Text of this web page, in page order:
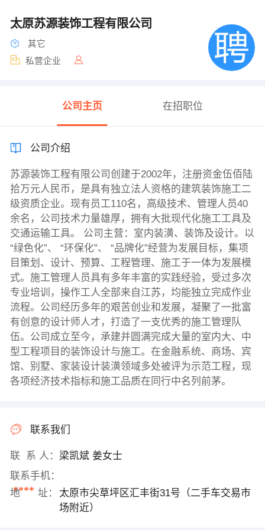
太原苏源装饰工程有限公司
其它
私营企业
公司主页 在招职位
公司介绍
苏源装饰工程有限公司创建于2002年，注册资金伍佰陆
拾万元人民币，是具有独立法人资格的建筑装饰施工二
级资质企业。现有员工110名，高级技术、管理人员40
余名，公司技术力量雄厚，拥有大批现代化施工工具及
交通运输工具。 公司主营：室内装潢、装饰及设计。以
“绿色化”、 “环保化”、 “品牌化”经营为发展目标，集项
目策划、设计、预算、工程管理、施工于一体为发展模
式。施工管理人员具有多年丰富的实践经验，受过多次
专业培训，操作工人全部来自江苏，均能独立完成作业
流程。公司经历多年的艰苦创业和发展，凝聚了一批富
有创意的设计师人才，打造了一支优秀的施工管理队
伍。公司成立至今，承建并圆满完成大量的室内大、中
型工程项目的装饰设计与施工。在金融系统、商场、宾
馆、别墅、家装设计装潢领域多处被评为示范工程，现
各项经济技术指标和施工品质在同行中名列前茅。
联系我们
联 系 人： 梁凯斌 姜女士
联系手机：
****
地 址：
太原市尖草坪区汇丰街31号（二手车交易市
场附近）